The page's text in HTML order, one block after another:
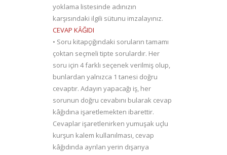
yoklama listesinde adınızın
karşısındaki ilgili sütunu imzalayınız.
CEVAP KÂĞIDI
• Soru kitapçığındaki soruların tamamı
çoktan seçmeli tipte sorulardır. Her
soru için 4 farklı seçenek verilmiş olup,
bunlardan yalnızca 1 tanesi doğru
cevaptır. Adayın yapacağı iş, her
sorunun doğru cevabını bularak cevap
kâğıdına işaretlemekten ibarettir.
Cevaplar işaretlenirken yumuşak uçlu
kurşun kalem kullanılması, cevap
kâğıdında ayrılan yerin dışarıya